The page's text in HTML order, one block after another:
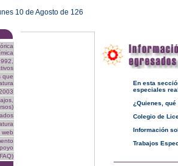
10 de Agosto de 126
que
web
En esta
especiales
¿Quienes,
Colegio de
Información
Trabajos